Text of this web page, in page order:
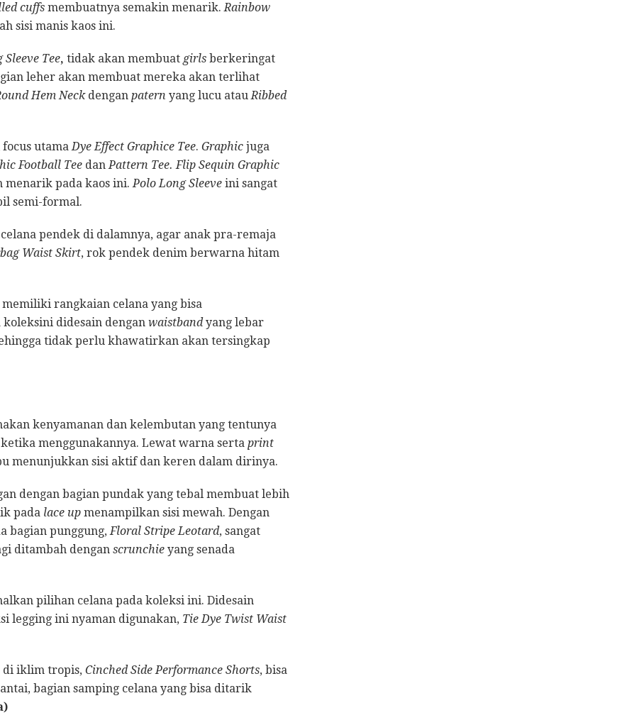
cuffs membuatnya semakin menarik.Rainbow
sisi manis kaos ini.
Sleeve Tee, tidak akan membuat girls berkeringat
leher akan membuat mereka akan terlihat
Hem Neckdengan patern yang lucu atauRibbed
focus utamaDye Effect Graphice Tee. Graphic juga
Football Tee danPattern Tee. Flip Sequin Graphic
menarik pada kaos ini.Polo Long Sleeve ini sangat
semi-formal.
pendek di dalamnya, agar anak pra-remaja
Waist Skirt, rok pendek denim berwarna hitam
rangkaian celana yang bisa
koleksini didesain dengan waistband yang lebar
tidak perlu khawatirkan akan tersingkap
kenyamanan dan kelembutan yang tentunya
menggunakannya. Lewat warna serta print
menunjukkan sisi aktif dan keren dalam dirinya.
dengan bagian pundak yang tebal membuat lebih
pada lace up menampilkan sisi mewah. Dengan
bagian punggung,Floral Stripe Leotard, sangat
ditambah dengan scrunchie yang senada
pilihan celana pada koleksi ini. Didesain
legging ini nyaman digunakan, Tie Dye Twist Waist
di iklim tropis, Cinched Side Performance Shorts, bisa
bagian samping celana yang bisa ditarik